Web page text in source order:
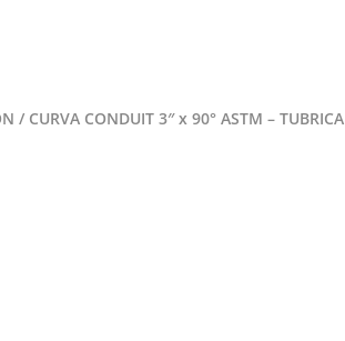
/ CURVA CONDUIT 3″ x 90° ASTM – TUBRICA